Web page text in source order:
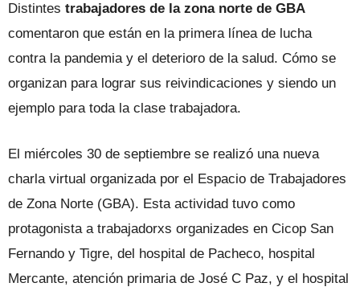
Distintes trabajadores de la zona norte de GBA
comentaron que están en la primera línea de lucha
contra la pandemia y el deterioro de la salud. Cómo se
organizan para lograr sus reivindicaciones y siendo un
ejemplo para toda la clase trabajadora.
El miércoles 30 de septiembre se realizó una nueva
charla virtual organizada por el Espacio de Trabajadores
de Zona Norte (GBA). Esta actividad tuvo como
protagonista a trabajadorxs organizades en Cicop San
Fernando y Tigre, del hospital de Pacheco, hospital
Mercante, atención primaria de José C Paz, y el hospital